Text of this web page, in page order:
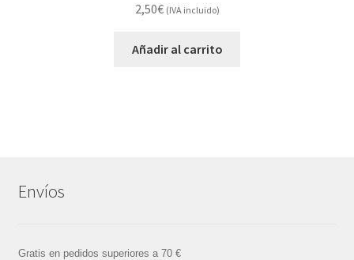
2,50€ (IVA incluido)
Añadir al carrito
Envíos
Gratis en pedidos superiores a 70 €